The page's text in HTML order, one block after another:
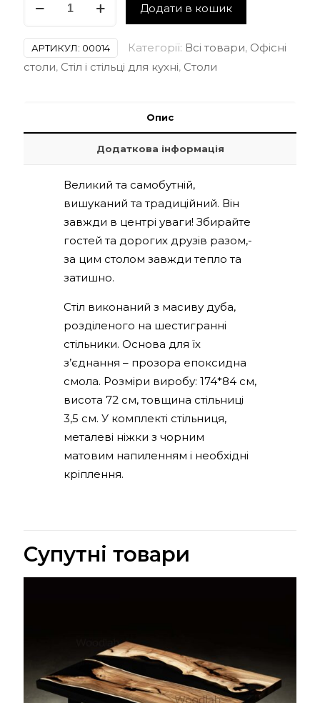
дуб,
174*84см
кількість
Додати в кошик
АРТИКУЛ: 00014 Категорії: Всі товари, Офісні
столи, Стіл і стільці для кухні, Столи
Опис
Додаткова інформація
Великий та самобутній,
вишуканий та традиційний. Він
завжди в центрі уваги! Збирайте
гостей та дорогих друзів разом,-
за цим столом завжди тепло та
затишно.
Стіл виконаний з масиву дуба,
розділеного на шестигранні
стільники. Основа для їх
з’єднання – прозора епоксидна
смола. Розміри виробу: 174*84 см,
висота 72 см, товщина стільниці
3,5 см. У комплекті стільниця,
металеві ніжки з чорним
матовим напиленням і необхідні
кріплення.
Супутні товари